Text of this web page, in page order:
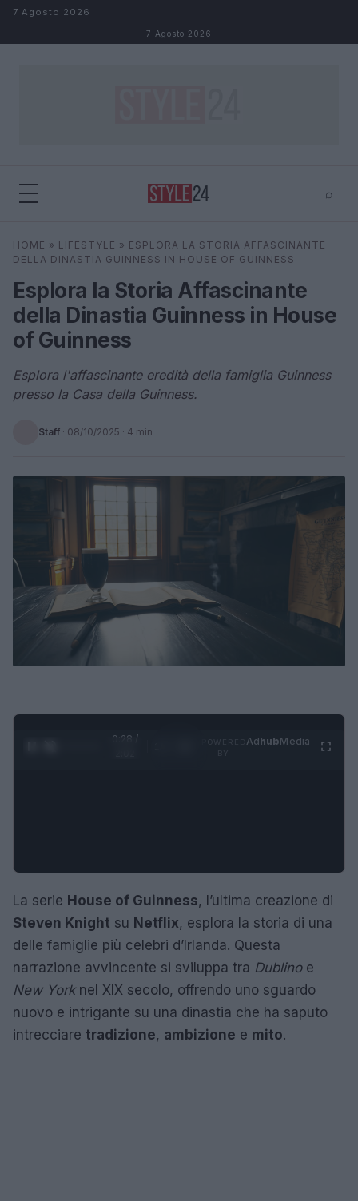
Salta al contenuto
7 Agosto 2026
7 Agosto 2026
⌕
Cerca ⌕
HOME » LIFESTYLE » ESPLORA LA STORIA AFFASCINANTE
DELLA DINASTIA GUINNESS IN HOUSE OF GUINNESS
Esplora la Storia Affascinante
della Dinastia Guinness in House
of Guinness
Esplora l'affascinante eredità della famiglia Guinness
presso la Casa della Guinness.
Staff · 08/10/2025 · 4 min
0:29 /
AdhubMedia
La serie House of Guinness, l’ultima creazione di
Steven Knight su Netflix, esplora la storia di una
delle famiglie più celebri d’Irlanda. Questa
narrazione avvincente si sviluppa tra Dublinoe
New Yorknel XIX secolo, offrendo uno sguardo
nuovo e intrigante su una dinastia che ha saputo
intrecciare tradizione, ambizione e mito.